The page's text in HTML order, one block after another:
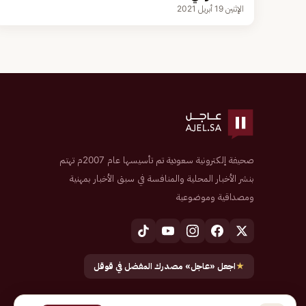
الإثنين 19 أبريل 2021
صحيفة إلكترونية سعودية تم تأسيسها عام 2007م تهتم
بنشر الأخبار المحلية والمنافسة في سبق الأخبار بمهنية
ومصداقية وموضوعية
★اجعل «عاجل» مصدرك المفضل في قوقل